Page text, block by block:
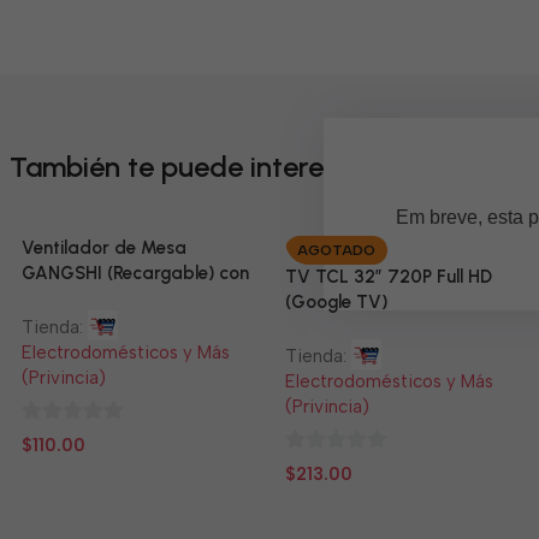
También te puede interesar
Ventilador de Mesa
GANGSHI (Recargable) con
Tienda:
Electrodomésticos y Más
(Privincia)
0
$110.00
AGOTADO
TV TCL 32” 720P Full HD
(Google TV)
Tienda:
Electrodomésticos y Más
(Privincia)
0
$213.00
Em breve, esta